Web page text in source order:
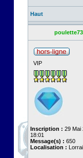
Haut
poulette73
VIP
Inscription : 29 Mai
18:01
Message(s) : 650
Localisation :